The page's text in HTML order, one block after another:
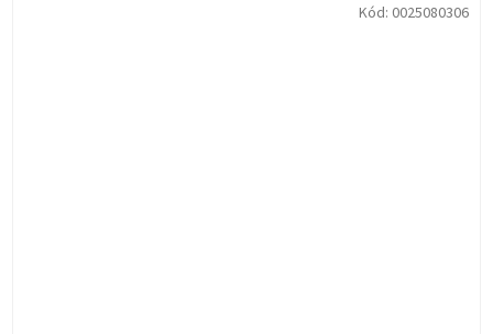
Kód: 0025080306